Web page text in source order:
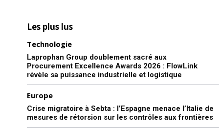
Les plus lus
Technologie
Laprophan Group doublement sacré aux
Procurement Excellence Awards 2026 : FlowLink
révèle sa puissance industrielle et logistique
Europe
Crise migratoire à Sebta : l’Espagne menace l’Italie de
mesures de rétorsion sur les contrôles aux frontières